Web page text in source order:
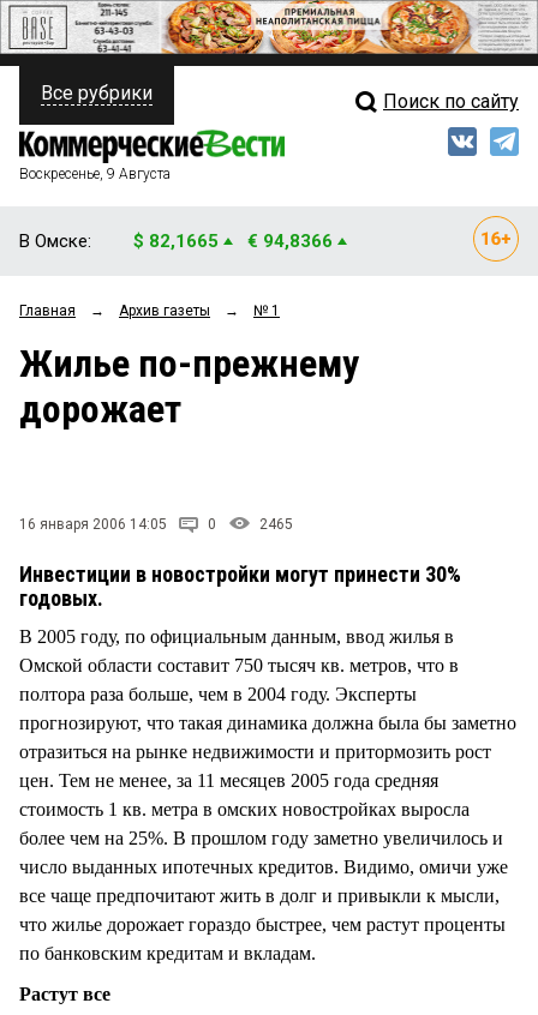
ПОЛИТИКА
ФИНАНСЫ
ОБЩЕСТВО
ЗАКОН
НОВОСТИ КОМПАНИЙ
СТИЛЬ ЖИЗНИ
Свежий выпуск
Рейтинги
Все рубрики Поиск по сайту
Воскресенье, 9 Августа
В Омске: $ 82,1665 € 94,8366
Главная → Архив газеты → № 1
Жилье по-прежнему
дорожает
16 января 2006 14:05 0 2465
Инвестиции в новостройки могут принести 30%
годовых.
В 2005 году, по официальным данным, ввод жилья в
Омской области составит 750 тысяч кв. метров, что в
полтора раза больше, чем в 2004 году. Эксперты
прогнозируют, что такая динамика должна была бы заметно
отразиться на рынке недвижимости и притормозить рост
цен. Тем не менее, за 11 месяцев 2005 года средняя
стоимость 1 кв. метра в омских новостройках выросла
более чем на 25%. В прошлом году заметно увеличилось и
число выданных ипотечных кредитов. Видимо, омичи уже
все чаще предпочитают жить в долг и привыкли к мысли,
что жилье дорожает гораздо быстрее, чем растут проценты
по банковским кредитам и вкладам.
Растут все